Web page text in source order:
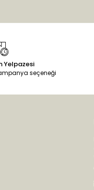
Yelpazesi
seçeneği